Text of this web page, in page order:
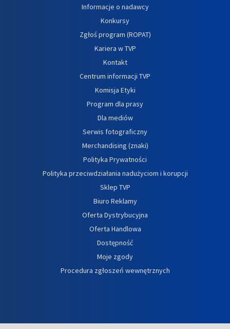
Informacje o nadawcy
Konkursy
Zgłoś program (ROPAT)
Kariera w TVP
Kontakt
Centrum informacji TVP
Komisja Etyki
Program dla prasy
Dla mediów
Serwis fotograficzny
Merchandising (znaki)
Polityka Prywatności
Polityka przeciwdziałania nadużyciom i korupcji
Sklep TVP
Biuro Reklamy
Oferta Dystrybucyjna
Oferta Handlowa
Dostępność
Moje zgody
Procedura zgłoszeń wewnętrznych